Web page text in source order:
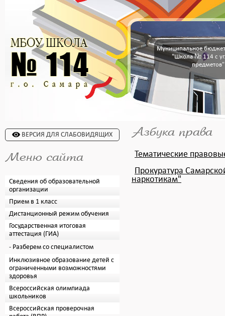
Муниципальное
"Школа № 114 с
Азбука права
Тематические
Прокуратура
наркотикам"
ВЕРСИЯ ДЛЯ СЛАБОВИДЯЩИХ
Меню сайта
Сведения об образовательной
организации
Прием в 1 класс
Дистанционный режим обучения
Государственная итоговая
аттестация (ГИА)
Разберем со специалистом
Инклюзивное образование детей с
ограниченными возможностями
здоровья
Всероссийская олимпиада
школьников
Всероссийская проверочная